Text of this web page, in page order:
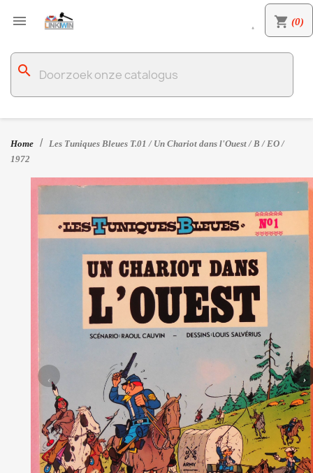
 shopping_cart (0)

search
Home
Les Tuniques Bleues T.01 / Un Chariot dans l'Ouest / B / EO /
1972
‹ ›